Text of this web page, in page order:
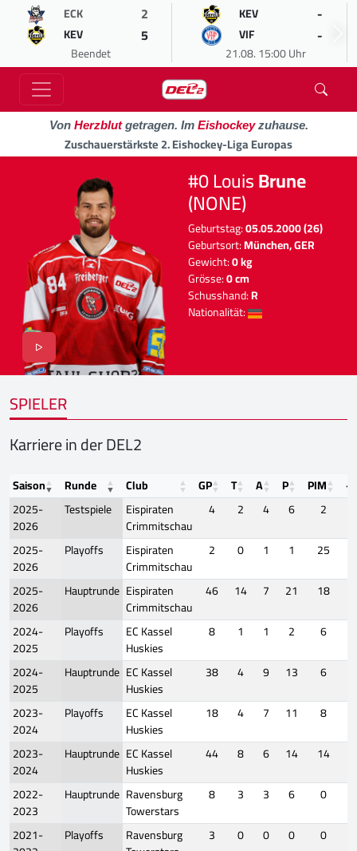
ECK 2
KEV 5
Beendet
KEV -
VIF -
21.08. 15:00 Uhr
Von Herzblutgetragen. Im Eishockeyzuhause.
Zuschauerstärkste 2. Eishockey-Liga Europas
#0 LouisBrune
(NONE)
Geburtstag:05.05.2000 (26)
Geburtsort:München, GER
Gewicht:0 kg
Grösse:0 cm
Schusshand:R
Nationalität:
SPIELER
Karriere in der DEL2
Saison Runde Club GP T A P PIM
2025-
2026
Testspiele
Eispiraten
Crimmitschau
4 2 4 6
2
2025-
2026
Playoffs
Eispiraten
Crimmitschau
2 0 1 1
25
2025-
2026
Hauptrunde Eispiraten
Crimmitschau
46 14 7 21 18
2024-
2025
Playoffs
EC Kassel
Huskies
8 1 1 2
6
2024-
2025
Hauptrunde EC Kassel
Huskies
38 4 9 13
6
2023-
2024
Playoffs
EC Kassel
Huskies
18 4 7 11 8
2023-
2024
Hauptrunde EC Kassel
Huskies
44 8 6 14
14
2022-
2023
Hauptrunde Ravensburg
Towerstars
8 3 3 6
0
2021-
Playoffs
Ravensburg
3 0 0 0
0